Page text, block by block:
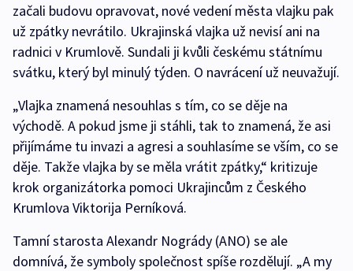
začali budovu opravovat, nové vedení města vlajku pak
už zpátky nevrátilo. Ukrajinská vlajka už nevisí ani na
radnici v Krumlově. Sundali ji kvůli českému státnímu
svátku, který byl minulý týden. O navrácení už neuvažují.
„Vlajka znamená nesouhlas s tím, co se děje na
východě. A pokud jsme ji stáhli, tak to znamená, že asi
přijímáme tu invazi a agresi a souhlasíme se vším, co se
děje. Takže vlajka by se měla vrátit zpátky,“ kritizuje
krok organizátorka pomoci Ukrajincům z Českého
Krumlova Viktorija Perníková.
Tamní starosta Alexandr Nogrády (ANO) se ale
domnívá, že symboly společnost spíše rozdělují. „A my